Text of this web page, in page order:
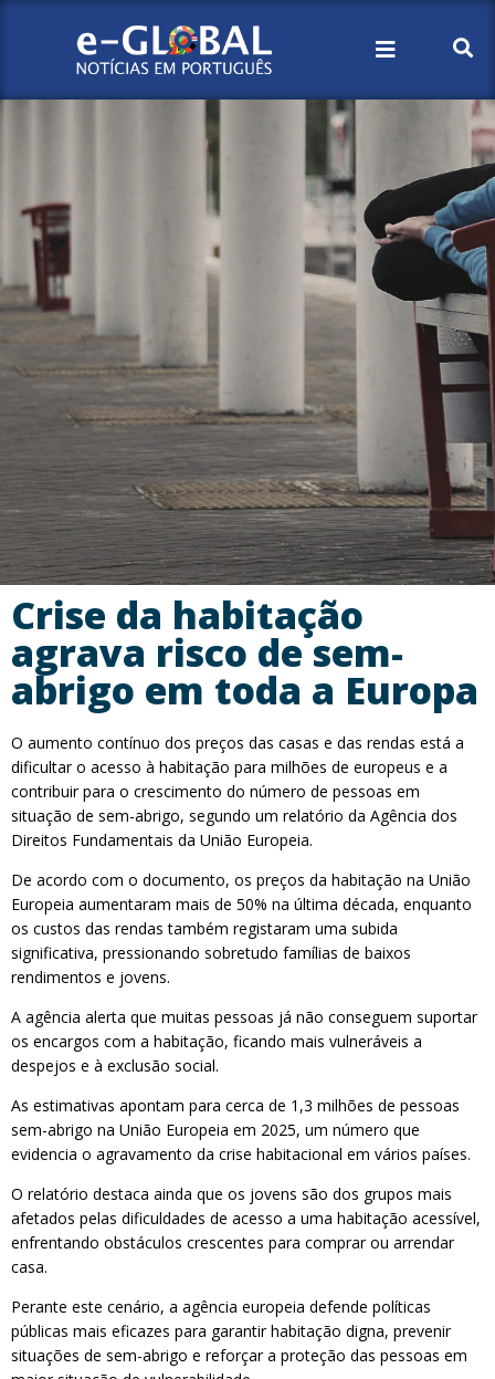
Crise da habitação
agrava risco de sem-
abrigo em toda a Europa
O aumento contínuo dos preços das casas e das rendas está a
dificultar o acesso à habitação para milhões de europeus e a
contribuir para o crescimento do número de pessoas em
situação de sem-abrigo, segundo um relatório da Agência dos
Direitos Fundamentais da União Europeia.
De acordo com o documento, os preços da habitação na União
Europeia aumentaram mais de 50% na última década, enquanto
os custos das rendas também registaram uma subida
significativa, pressionando sobretudo famílias de baixos
rendimentos e jovens.
A agência alerta que muitas pessoas já não conseguem suportar
os encargos com a habitação, ficando mais vulneráveis a
despejos e à exclusão social.
As estimativas apontam para cerca de 1,3 milhões de pessoas
sem-abrigo na União Europeia em 2025, um número que
evidencia o agravamento da crise habitacional em vários países.
O relatório destaca ainda que os jovens são dos grupos mais
afetados pelas dificuldades de acesso a uma habitação acessível,
enfrentando obstáculos crescentes para comprar ou arrendar
casa.
Perante este cenário, a agência europeia defende políticas
públicas mais eficazes para garantir habitação digna, prevenir
situações de sem-abrigo e reforçar a proteção das pessoas em